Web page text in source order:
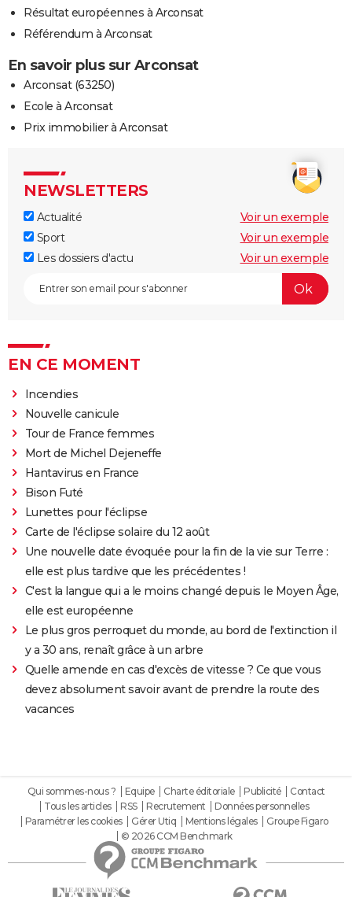
Résultat européennes à Arconsat
Référendum à Arconsat
En savoir plus sur Arconsat
Arconsat (63250)
Ecole à Arconsat
Prix immobilier à Arconsat
NEWSLETTERS
Actualité
Voir un exemple
Sport
Voir un exemple
Les dossiers d'actu
Voir un exemple
EN CE MOMENT
Incendies
Nouvelle canicule
Tour de France femmes
Mort de Michel Dejeneffe
Hantavirus en France
Bison Futé
Lunettes pour l'éclipse
Carte de l'éclipse solaire du 12 août
Une nouvelle date évoquée pour la fin de la vie sur Terre :
elle est plus tardive que les précédentes !
C'est la langue qui a le moins changé depuis le Moyen Âge,
elle est européenne
Le plus gros perroquet du monde, au bord de l'extinction il
y a 30 ans, renaît grâce à un arbre
Quelle amende en cas d'excès de vitesse ? Ce que vous
devez absolument savoir avant de prendre la route des
vacances
Qui sommes-nous ? Equipe Charte éditoriale Publicité
Contact
Tous les articles
RSS Recrutement
Données personnelles
Paramétrer les cookies
Gérer Utiq Mentions légales
Groupe Figaro
© 2026 CCM Benchmark